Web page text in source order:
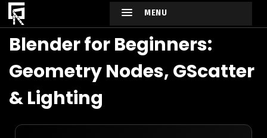
MENU
Blender for Beginners:
Geometry Nodes, GScatter
& Lighting